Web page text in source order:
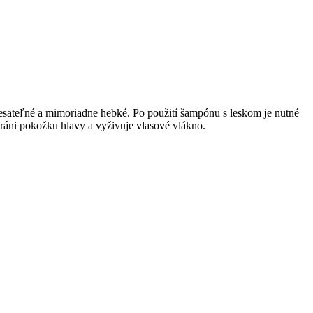
a mimoriadne hebké. Po použití šampónu s leskom je nutné
pokožku hlavy a vyživuje vlasové vlákno.